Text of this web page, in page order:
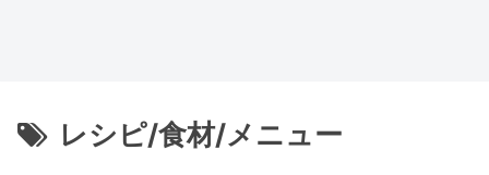
レシピ/食材/メニュー